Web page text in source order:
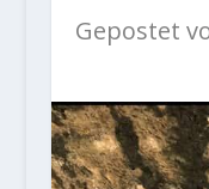
Gepostet